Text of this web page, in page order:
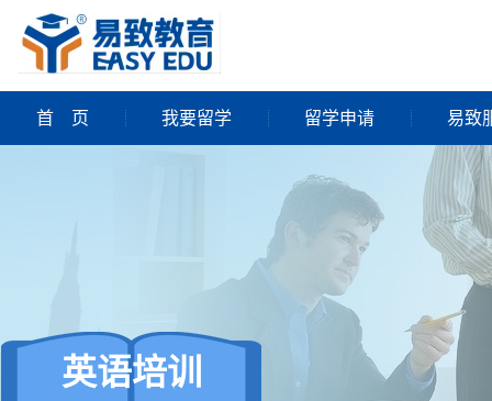
首 页 我要留学 留学申请 易致
英语培训